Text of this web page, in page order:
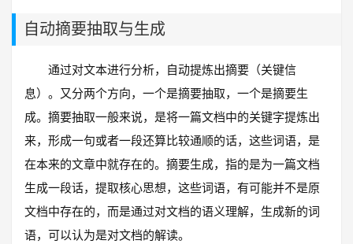
自动摘要抽取与生成
通过对文本进行分析，自动提炼出摘要（关键信
息）。又分两个方向，一个是摘要抽取，一个是摘要生
成。摘要抽取一般来说，是将一篇文档中的关键字提炼出
来，形成一句或者一段还算比较通顺的话，这些词语，是
在本来的文章中就存在的。摘要生成，指的是为一篇文档
生成一段话，提取核心思想，这些词语，有可能并不是原
文档中存在的，而是通过对文档的语义理解，生成新的词
语，可以认为是对文档的解读。